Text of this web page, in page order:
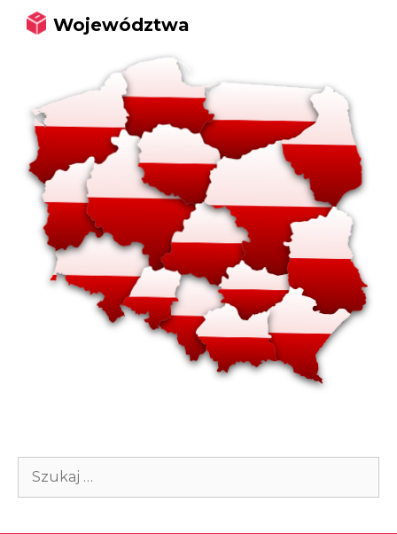
Województwa
Szukaj: